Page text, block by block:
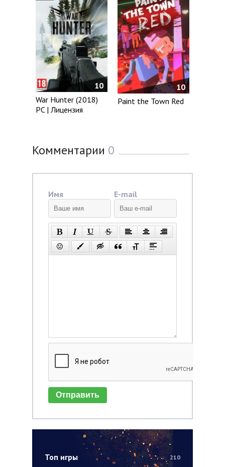
Топ игры 210
10
War Hunter (2018)
PC | Лицензия
10
Paint the Town Red
Комментарии 0
Имя E-mail
Отправить